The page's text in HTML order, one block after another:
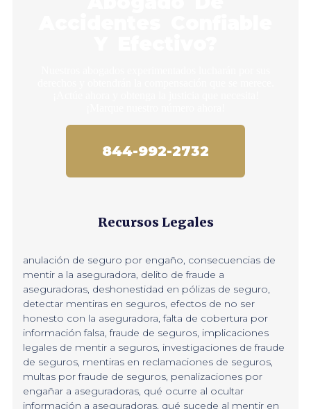
844-992-2732
Recursos Legales
anulación de seguro por engaño, consecuencias de
mentir a la aseguradora, delito de fraude a
aseguradoras, deshonestidad en pólizas de seguro,
detectar mentiras en seguros, efectos de no ser
honesto con la aseguradora,falta de cobertura por
información falsa,fraude de seguros, implicaciones
legales de mentir a seguros, investigaciones de fraude
de seguros, mentiras en reclamaciones de seguros,
multas por fraude de seguros, penalizaciones por
engañar a aseguradoras, qué ocurre al ocultar
información a aseguradoras, qué sucede al mentir en